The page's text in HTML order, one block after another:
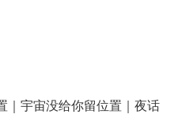
｜宇宙没给你留位置｜夜话